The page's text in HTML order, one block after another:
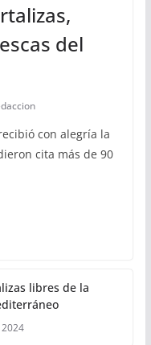
del
con alegría la
cita más de 90
libres de la